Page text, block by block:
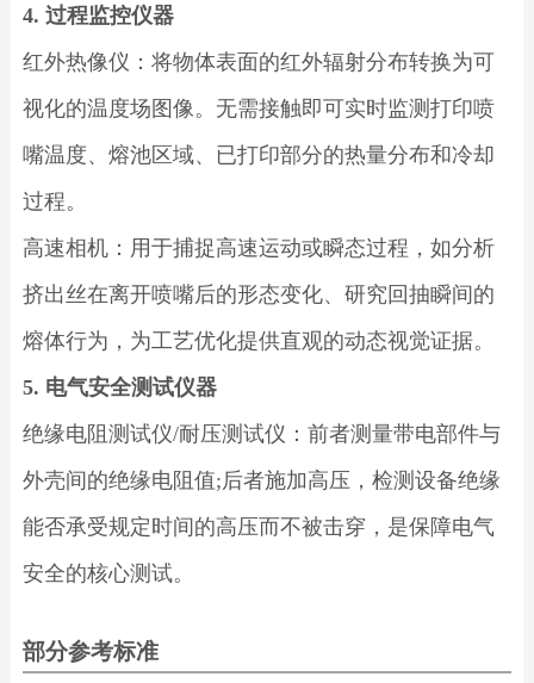
4. 过程监控仪器
红外热像仪：将物体表面的红外辐射分布转换为可
视化的温度场图像。无需接触即可实时监测打印喷
嘴温度、熔池区域、已打印部分的热量分布和冷却
过程。
高速相机：用于捕捉高速运动或瞬态过程，如分析
挤出丝在离开喷嘴后的形态变化、研究回抽瞬间的
熔体行为，为工艺优化提供直观的动态视觉证据。
5. 电气安全测试仪器
绝缘电阻测试仪/耐压测试仪：前者测量带电部件与
外壳间的绝缘电阻值;后者施加高压，检测设备绝缘
能否承受规定时间的高压而不被击穿，是保障电气
安全的核心测试。
部分参考标准